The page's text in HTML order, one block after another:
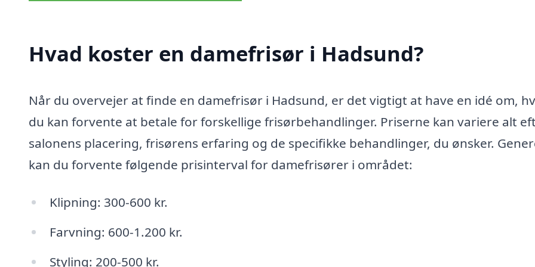
Hvad koster en damefrisør i Hadsund?
Når du overvejer at finde en damefrisør i Hadsund, er det vigtigt at have en idé om,
du kan forvente at betale for forskellige frisørbehandlinger. Priserne kan variere alt
salonens placering, frisørens erfaring og de specifikke behandlinger, du ønsker.
kan du forvente følgende prisinterval for damefrisører i området:
Klipning: 300-600 kr.
Farvning: 600-1.200 kr.
Styling: 200-500 kr.